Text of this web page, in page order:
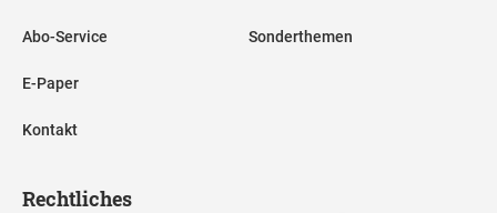
Abo-Service
E-Paper
Kontakt
Sonderthemen
Rechtliches